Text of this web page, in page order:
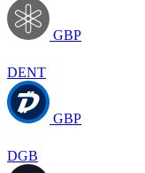
GBP
DENT
GBP
DGB